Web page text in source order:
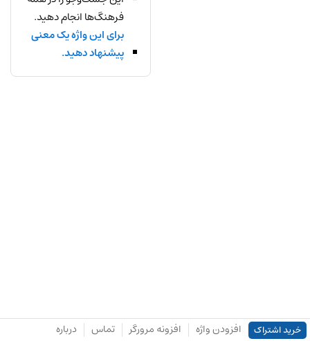
فرهنگ‌ها انجام دهید.
برای این واژه یک معنی
پیشنهاد دهید.
خرید اشتراک افزودن واژه افزونه مرورگر تماس درباره